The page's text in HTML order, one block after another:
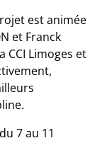
est animée
et Franck
CCI Limoges et
7 au 11